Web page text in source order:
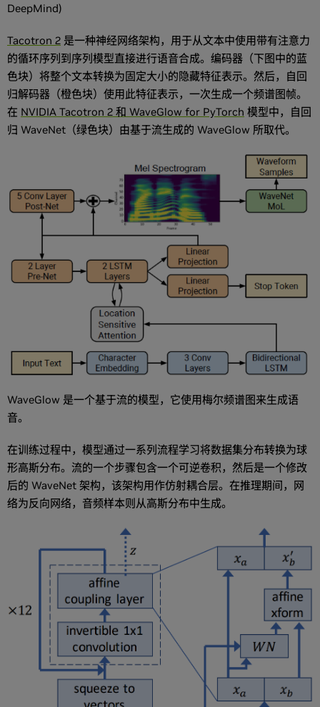
DeepMind)
Tacotron 2 是一种神经网络架构，用于从文本中使用带有注意力
的循环序列到序列模型直接进行语音合成。编码器（下图中的蓝
色块）将整个文本转换为固定大小的隐藏特征表示。然后，自回
归解码器（橙色块）使用此特征表示，一次生成一个频谱图帧。
在 NVIDIA Tacotron 2 和 WaveGlow for PyTorch 模型中，自回
归 WaveNet（绿色块）由基于流生成的 WaveGlow 所取代。
WaveGlow 是一个基于流的模型，它使用梅尔频谱图来生成语
音。
在训练过程中，模型通过一系列流程学习将数据集分布转换为球
形高斯分布。流的一个步骤包含一个可逆卷积，然后是一个修改
后的 WaveNet 架构，该架构用作仿射耦合层。在推理期间，网
络为反向网络，音频样本则从高斯分布中生成。